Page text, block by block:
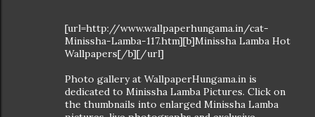
[url=http://www.wallpaperhungama.in/cat-
Minissha-Lamba-117.htm][b]Minissha Lamba Hot
Wallpapers[/b][/url]
Photo gallery at WallpaperHungama.in is
dedicated to Minissha Lamba Pictures. Click on
the thumbnails into enlarged Minissha Lamba